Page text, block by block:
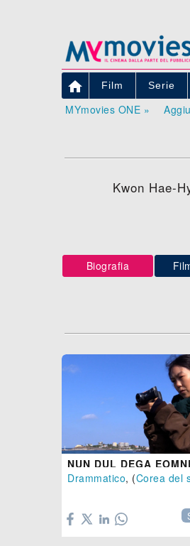
 Film Serie
MYmovies ONE »
Kwon Hae-
Biografia
NUN DUL DEGA
Drammatico, (Corea del